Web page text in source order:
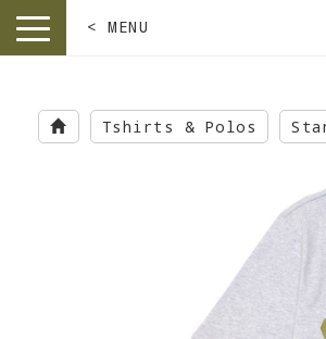
main
toggle
< MENU
Tshirts & Polos